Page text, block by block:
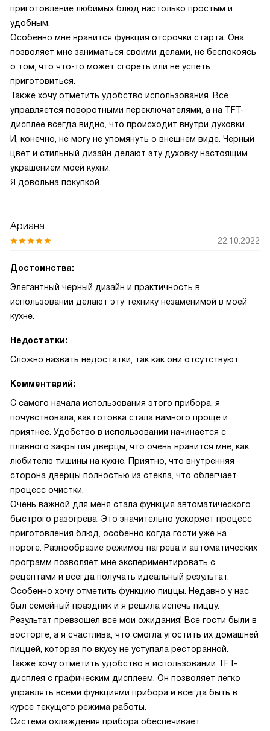
приготовление любимых блюд настолько простым и
удобным.
Особенно мне нравится функция отсрочки старта. Она
позволяет мне заниматься своими делами, не беспокоясь
о том, что что-то может сгореть или не успеть
приготовиться.
Также хочу отметить удобство использования. Все
управляется поворотными переключателями, а на TFT-
дисплее всегда видно, что происходит внутри духовки.
И, конечно, не могу не упомянуть о внешнем виде. Черный
цвет и стильный дизайн делают эту духовку настоящим
украшением моей кухни.
Я довольна покупкой.
Ариана
22.10.2022
Достоинства:
Элегантный черный дизайн и практичность в
использовании делают эту технику незаменимой в моей
кухне.
Недостатки:
Сложно назвать недостатки, так как они отсутствуют.
Комментарий:
С самого начала использования этого прибора, я
почувствовала, как готовка стала намного проще и
приятнее. Удобство в использовании начинается с
плавного закрытия дверцы, что очень нравится мне, как
любителю тишины на кухне. Приятно, что внутренняя
сторона дверцы полностью из стекла, что облегчает
процесс очистки.
Очень важной для меня стала функция автоматического
быстрого разогрева. Это значительно ускоряет процесс
приготовления блюд, особенно когда гости уже на
пороге. Разнообразие режимов нагрева и автоматических
программ позволяет мне экспериментировать с
рецептами и всегда получать идеальный результат.
Особенно хочу отметить функцию пиццы. Недавно у нас
был семейный праздник и я решила испечь пиццу.
Результат превзошел все мои ожидания! Все гости были в
восторге, а я счастлива, что смогла угостить их домашней
пиццей, которая по вкусу не уступала ресторанной.
Также хочу отметить удобство в использовании TFT-
дисплея с графическим дисплеем. Он позволяет легко
управлять всеми функциями прибора и всегда быть в
курсе текущего режима работы.
Система охлаждения прибора обеспечивает